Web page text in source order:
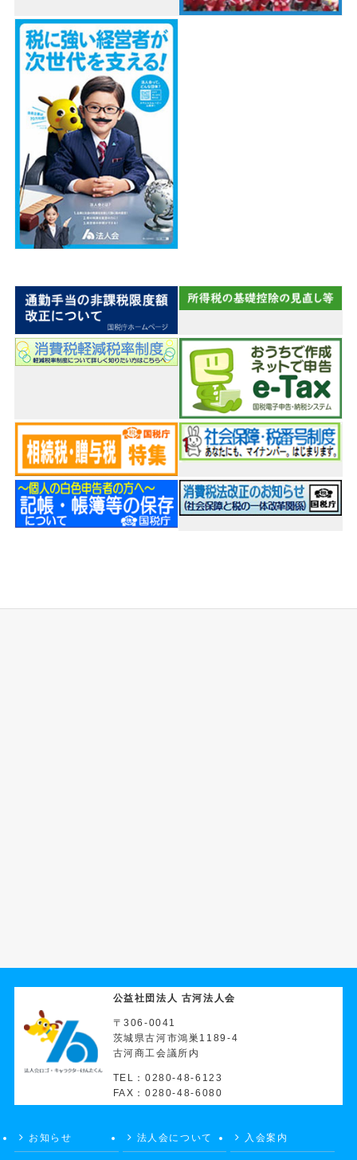
公益社団法人 古河法人会
〒306-0041
茨城県古河市鴻巣1189-4
古河商工会議所内
TEL：0280-48-6123
FAX：0280-48-6080
お知らせ 法人会について 入会案内